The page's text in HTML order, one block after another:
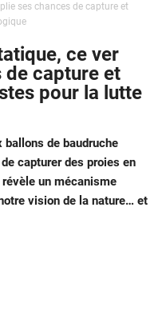
ses chances de capture et
ce ver
de capture et
pour la lutte
ballons de baudruche
capturer des proies en
un mécanisme
vision de la nature… et